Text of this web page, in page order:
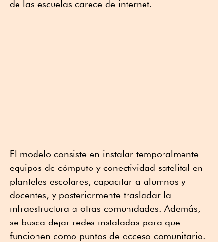
de las escuelas carece de internet.
El modelo consiste en instalar temporalmente
equipos de cómputo y conectividad satelital en
planteles escolares, capacitar a alumnos y
docentes, y posteriormente trasladar la
infraestructura a otras comunidades. Además,
se busca dejar redes instaladas para que
funcionen como puntos de acceso comunitario.